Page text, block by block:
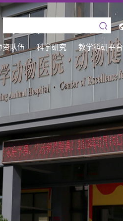
资队伍 科学研究 教学科研平台